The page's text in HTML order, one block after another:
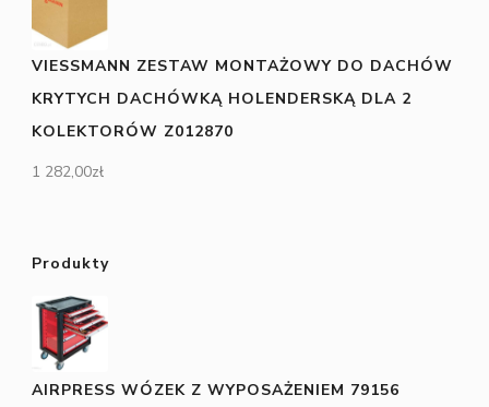
VIESSMANN ZESTAW MONTAŻOWY DO DACHÓW
KRYTYCH DACHÓWKĄ HOLENDERSKĄ DLA 2
KOLEKTORÓW Z012870
1 282,00zł
Produkty
AIRPRESS WÓZEK Z WYPOSAŻENIEM 79156